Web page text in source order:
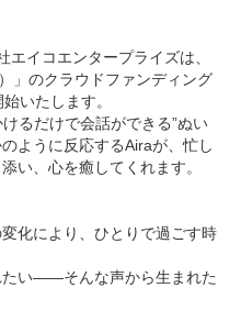
イコエンタープライズは、
」のクラウドファンディング
いたします。
るだけで会話ができる”ぬい
ように反応するAiraが、忙し
い、心を癒してくれます。
化により、ひとりで過ごす時
たい――そんな声から生まれた